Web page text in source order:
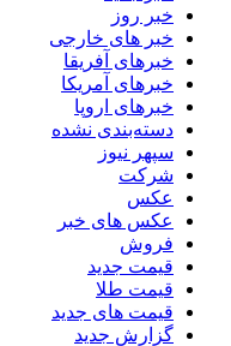
خبر روز
خبر های خارجی
خبرهای آفریقا
خبرهای آمریکا
خبرهای اروپا
دسته‌بندی نشده
سپهر نیوز
شرکت
عکس
عکس های خبر
فروش
قیمت جدید
قیمت طلا
قیمت های جدید
گزارش جدید